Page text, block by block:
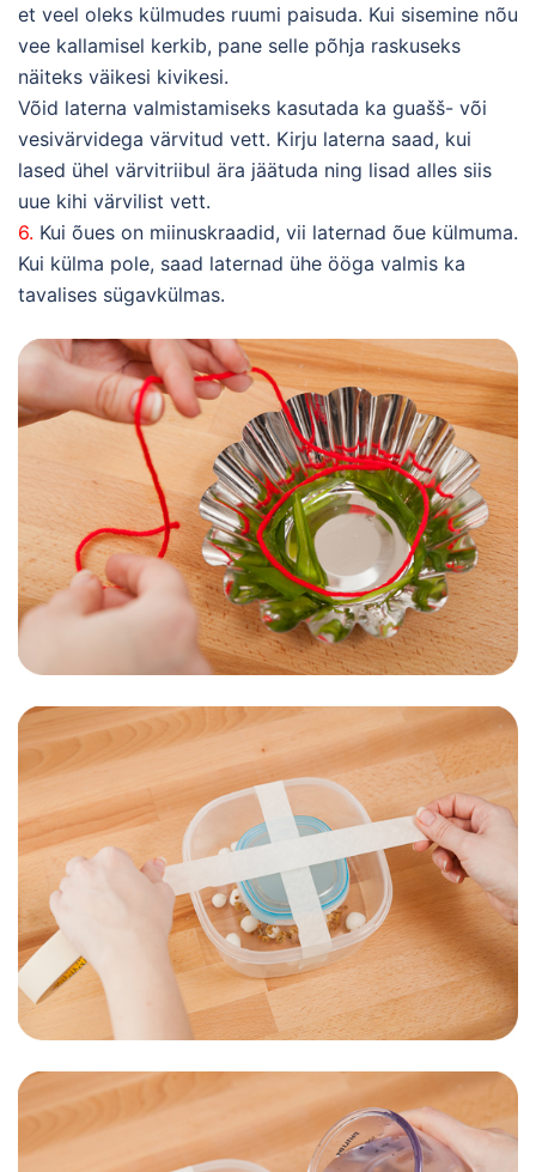
et veel oleks külmudes ruumi paisuda. Kui sisemine nõu
vee kallamisel kerkib, pane selle põhja raskuseks
näiteks väikesi kivikesi.
Võid laterna valmistamiseks kasutada ka guašš- või
vesivärvidega värvitud vett. Kirju laterna saad, kui
lased ühel värvitriibul ära jäätuda ning lisad alles siis
uue kihi värvilist vett.
6. Kui õues on miinuskraadid, vii laternad õue külmuma.
Kui külma pole, saad laternad ühe ööga valmis ka
tavalises sügavkülmas.